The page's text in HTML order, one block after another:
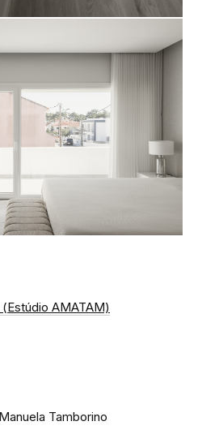
AMATAM)
Tamborino